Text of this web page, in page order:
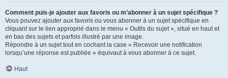
Comment puis-je ajouter aux favoris ou m’abonner à un sujet spécifique ?
Vous pouvez ajouter aux favoris ou vous abonner à un sujet spécifique en
cliquant sur le lien approprié dans le menu « Outils du sujet », situé en haut et
en bas des sujets et parfois illustré par une image.
Répondre à un sujet tout en cochant la case « Recevoir une notification
lorsqu’une réponse est publiée » équivaut à vous abonner à ce sujet.
Haut